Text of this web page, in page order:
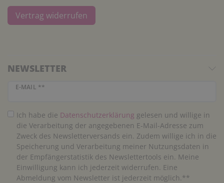
Vertrag widerrufen
NEWSLETTER
E-MAIL **
Newsletter Honig
Ich habe die Daten­schutz­erklärung gelesen und willige in
die Verarbeitung der angegebenen E-Mail-Adresse zum
Zweck des Newsletterversands ein. Zudem willige ich in die
Speicherung und Verarbeitung meiner Nutzungsdaten in
der Empfängerstatistik des Newslettertools ein. Meine
Einwilligung kann ich jederzeit widerrufen. Eine
Abmeldung vom Newsletter ist jederzeit möglich.**